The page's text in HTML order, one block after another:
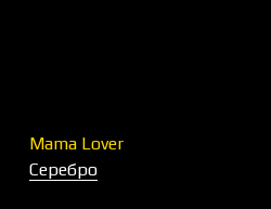
Mama Lover
Серебро